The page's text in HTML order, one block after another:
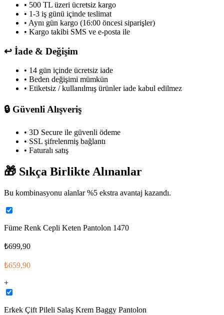
• 500 TL üzeri ücretsiz kargo
• 1-3 iş günü içinde teslimat
• Aynı gün kargo (16:00 öncesi siparişler)
• Kargo takibi SMS ve e-posta ile
↩️ İade & Değişim
• 14 gün içinde ücretsiz iade
• Beden değişimi mümkün
• Etiketsiz / kullanılmış ürünler iade kabul edilmez
🔒 Güvenli Alışveriş
• 3D Secure ile güvenli ödeme
• SSL şifrelenmiş bağlantı
• Faturalı satış
🎁 Sıkça Birlikte Alınanlar
Bu kombinasyonu alanlar %5 ekstra avantaj kazandı.
Füme Renk Cepli Keten Pantolon 1470
₺699,90
₺659,90
+
Erkek Çift Pileli Salaş Krem Baggy Pantolon